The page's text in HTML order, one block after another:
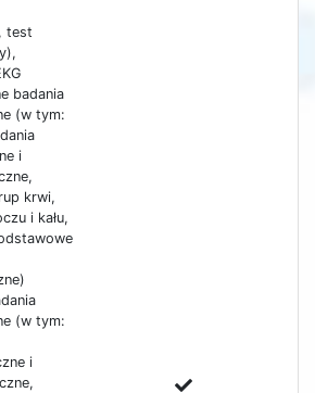
test
badania
(w tym:
i
krwi,
i kału,
(w tym:
i